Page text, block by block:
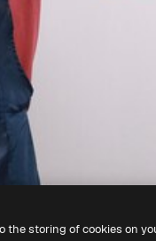
the storing of cookies on